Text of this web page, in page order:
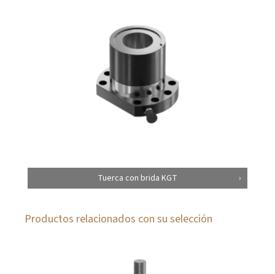
Tuerca con brida KGT
Productos relacionados con su selección